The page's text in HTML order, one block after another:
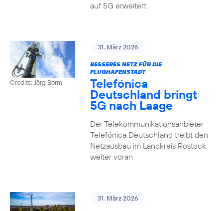
auf 5G erweitert
Credits: Jörg Borm
31. März 2026
BESSERES NETZ FÜR DIE
FLUGHAFENSTADT
Telefónica
Deutschland bringt
5G nach Laage
Der Telekommunikationsanbieter
Telefónica Deutschland treibt den
Netzausbau im Landkreis Rostock
weiter voran
31. März 2026